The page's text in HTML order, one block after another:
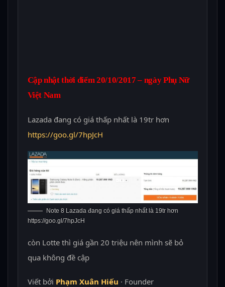
Cập nhật thời điểm20/10/2017 – ngày Phụ Nữ
Việt Nam
Lazada đang có giá thấp nhất là 19tr hơn
https://goo.gl/7hpJcH
Note 8 Lazada đang có giá thấp nhất là 19tr hơn
https://goo.gl/7hpJcH
còn Lotte thì giá gần 20 triệu nên mình sẽ bỏ
qua không đề cập
Viết bởi Phạm Xuân Hiếu · Founder